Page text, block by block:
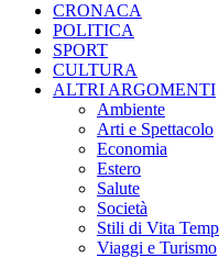
CRONACA
POLITICA
SPORT
CULTURA
ALTRI ARGOMENTI
Ambiente
Arti e Spettacolo
Economia
Estero
Salute
Società
Stili di Vita
Viaggi e Turismo